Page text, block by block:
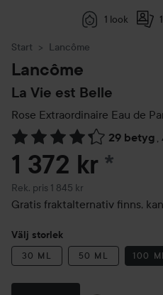
1 look
Start Lancôme
Lancôme
La Vie est Belle
Rose Extraordinaire Eau de
29 betyg ,
Hoppa till Betyg &
1 372 kr *
Rek. pris 1 845 kr
Rekommenderat pris 1 845 kr
Gratis fraktalternativ finns,
Välj storlek
30 ML 50 ML 100